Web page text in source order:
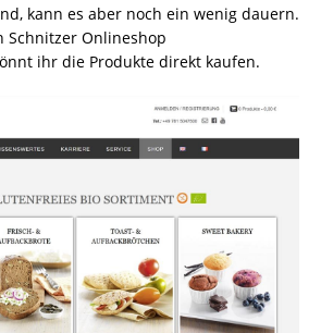
kann es aber noch ein wenig dauern.
Schnitzer Onlineshop
ihr die Produkte direkt kaufen.